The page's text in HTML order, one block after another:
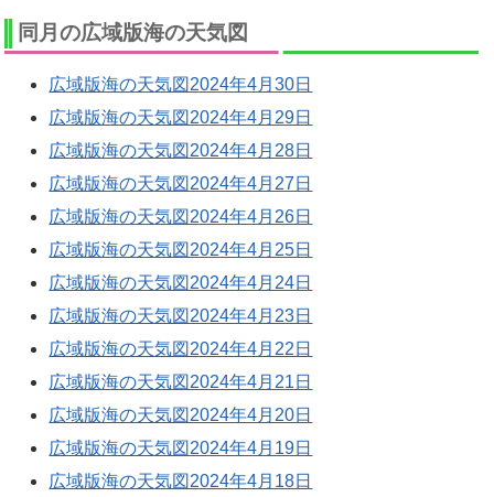
同月の広域版海の天気図
広域版海の天気図2024年4月30日
広域版海の天気図2024年4月29日
広域版海の天気図2024年4月28日
広域版海の天気図2024年4月27日
広域版海の天気図2024年4月26日
広域版海の天気図2024年4月25日
広域版海の天気図2024年4月24日
広域版海の天気図2024年4月23日
広域版海の天気図2024年4月22日
広域版海の天気図2024年4月21日
広域版海の天気図2024年4月20日
広域版海の天気図2024年4月19日
広域版海の天気図2024年4月18日